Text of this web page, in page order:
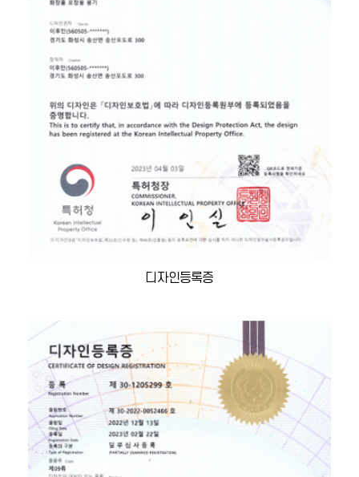
디자인등록증